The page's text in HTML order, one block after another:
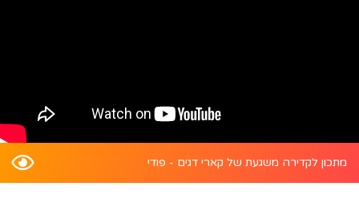
מתכון לקדירה משגעת של קארי דגים - פודי